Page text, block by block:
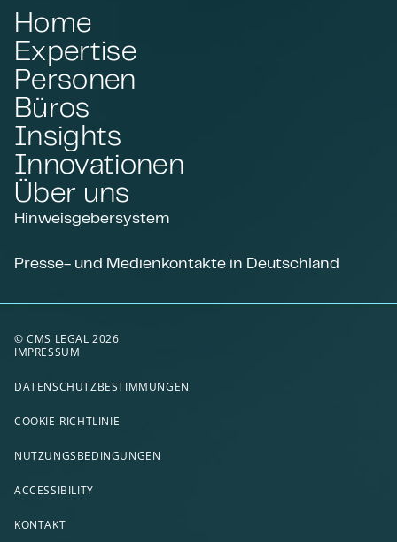
Home
Expertise
Personen
Büros
Insights
Innovationen
Über uns
Hinweisgebersystem
Presse- und Medienkontakte in Deutschland
© CMS LEGAL 2026
IMPRESSUM
DATENSCHUTZBESTIMMUNGEN
COOKIE-RICHTLINIE
NUTZUNGSBEDINGUNGEN
ACCESSIBILITY
KONTAKT